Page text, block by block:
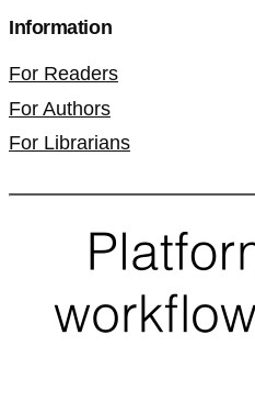
Information
For Readers
For Authors
For Librarians